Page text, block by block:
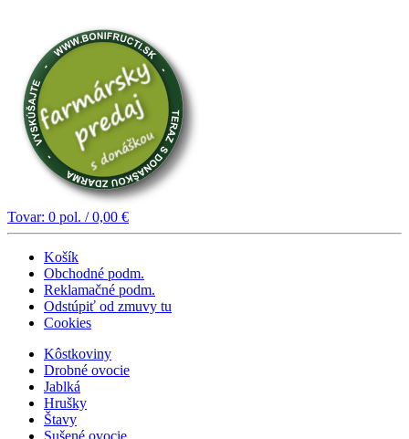
Tovar: 0 pol. /0,00 €
Košík
Obchodné podm.
Reklamačné podm.
Odstúpiť od zmuvy tu
Cookies
Kôstkoviny
Drobné ovocie
Jablká
Hrušky
Štavy